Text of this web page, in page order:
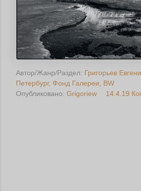
Автор/Жанр/Раздел: Григорьев
Петербург Фонд Галереи
BW
Опубликовано: Grigoriew 14.4.19